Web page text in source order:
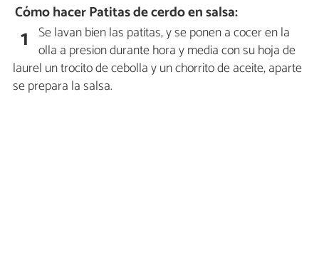
Cómo hacer Patitas de cerdo en salsa:
1 Se lavan bien las patitas, y se ponen a cocer en la
olla a presion durante hora y media con su hoja de
laurel un trocito de cebolla y un chorrito de aceite, aparte
se prepara la salsa.